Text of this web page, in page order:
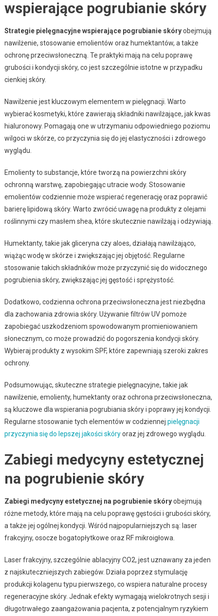
wspierające pogrubianie skóry
Strategie pielęgnacyjne wspierające pogrubianie skóryobejmują
nawilżenie, stosowanie emolientów oraz humektantów, a także
ochronę przeciwsłoneczną. Te praktyki mają na celu poprawę
grubości i kondycji skóry, co jest szczególnie istotne w przypadku
cienkiej skóry.
Nawilżenie jest kluczowym elementem w pielęgnacji. Warto
wybierać kosmetyki, które zawierają składniki nawilżające, jak kwas
hialuronowy. Pomagają one w utrzymaniu odpowiedniego poziomu
wilgoci w skórze, co przyczynia się do jej elastyczności i zdrowego
wyglądu.
Emolienty to substancje, które tworzą na powierzchni skóry
ochronną warstwę, zapobiegając utracie wody. Stosowanie
emolientów codziennie może wspierać regenerację oraz poprawić
barierę lipidową skóry. Warto zwrócić uwagę na produkty z olejami
roślinnymi czy masłem shea, które skutecznie nawilżają i odżywiają.
Humektanty, takie jak gliceryna czy aloes, działają nawilżająco,
wiążąc wodę w skórze i zwiększając jej objętość. Regularne
stosowanie takich składników może przyczynić się do widocznego
pogrubienia skóry, zwiększając jej gęstość i sprężystość.
Dodatkowo, codzienna ochrona przeciwsłoneczna jest niezbędna
dla zachowania zdrowia skóry. Używanie filtrów UV pomoże
zapobiegać uszkodzeniom spowodowanym promieniowaniem
słonecznym, co może prowadzić do pogorszenia kondycji skóry.
Wybieraj produkty z wysokim SPF, które zapewniają szeroki zakres
ochrony.
Podsumowując, skuteczne strategie pielęgnacyjne, takie jak
nawilżenie, emolienty, humektanty oraz ochrona przeciwsłoneczna,
są kluczowe dla wspierania pogrubiania skóry i poprawy jej kondycji.
Regularne stosowanie tych elementów w codziennej pielęgnacji
przyczynia się do lepszej jakości skóryoraz jej zdrowego wyglądu.
Zabiegi medycyny estetycznej
na pogrubienie skóry
Zabiegi medycyny estetycznej na pogrubienie skóryobejmują
różne metody, które mają na celu poprawę gęstości i grubości skóry,
a także jej ogólnej kondycji. Wśród najpopularniejszych są: laser
frakcyjny, osocze bogatopłytkowe oraz RF mikroigłowa.
Laser frakcyjny, szczególnie ablacyjny CO2, jest uznawany za jeden
z najskuteczniejszych zabiegów. Działa poprzez stymulację
produkcji kolagenu typu pierwszego, co wspiera naturalne procesy
regeneracyjne skóry. Jednak efekty wymagają wielokrotnych sesji i
długotrwałego zaangażowania pacjenta, z potencjalnym ryzykiem